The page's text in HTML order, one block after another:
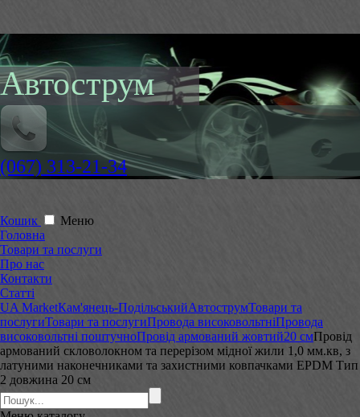
Автострум
(067) 313-21-34
Кошик
Меню
Головна
Товари та послуги
Про нас
Контакти
Статті
UA MarketКам'янець-ПодільськийАвтострумТовари та
послугиТовари та послугиПровода високовольтніПровода
високовольтні поштучноПровід армований жовтий20 смПровід
армований скловолокном та перерізом мідної жили 1,0 мм.кв, з
латуними наконечниками та захистними ковпачками EPDM Тип
2 довжина 20 см